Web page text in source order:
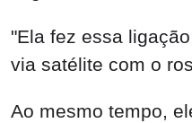
"Ela fez essa
via satélite com o
Ao mesmo tempo,